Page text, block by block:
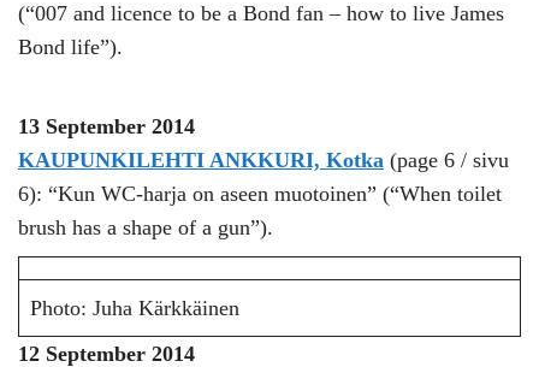
(“007 and licence to be a Bond fan – how to live James
Bond life”).
13 September 2014
KAUPUNKILEHTI ANKKURI, Kotka (page 6 / sivu
6): “Kun WC-harja on aseen muotoinen” (“When toilet
brush has a shape of a gun”).
Photo: Juha Kärkkäinen
12 September 2014